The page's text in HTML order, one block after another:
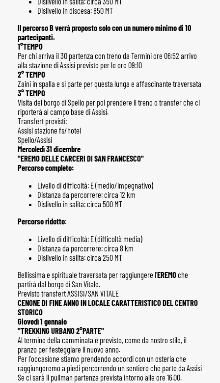
Dislivello in discesa: 850 MT
Il percorso B verrà proposto solo con un numero minimo di 10
partecipanti.
1°TEMPO
Per chi arriva il 30 partenza con treno da Termini ore 06:52 arrivo
alla stazione di Assisi previsto per le ore 09:10
2° TEMPO
Zaini in spalla e si parte per questa lunga e affascinante traversata
3° TEMPO
Visita del borgo di Spello per poi prendere il treno o transfer che ci
riporterà al campo base di Assisi.
Transfert previsti:
Assisi stazione fs/hotel
Spello/Assisi
Mercoledì 31 dicembre
"EREMO DELLE CARCERI DI SAN FRANCESCO"
Percorso completo:
Livello di difficoltà: E (medio/impegnativo)
Distanza da percorrere: circa 12 km
Dislivello in salita: circa 500 MT
Percorso ridotto:
Livello di difficoltà: E (difficoltà media)
Distanza da percorrere: circa 8 km
Dislivello in salita: circa 250 MT
Bellissima e spirituale traversata per raggiungere l'EREMOche
partirà dal borgo di San Vitale.
Previsto transfert ASSISI/SAN VITALE
CENONE DI FINE ANNO IN LOCALE CARATTERISTICO DEL CENTRO
STORICO
Giovedì 1 gennaio
"TREKKING URBANO 2°PARTE"
Al termine della camminata è previsto, come da nostro stile, il
pranzo per festeggiare il nuovo anno.
Per l'occasione stiamo prendendo accordi con un osteria che
raggiungeremo a piedi percorrendo un sentiero che parte da Assisi
Se ci sarà il pullman partenza prevista intorno alle ore 16.00.